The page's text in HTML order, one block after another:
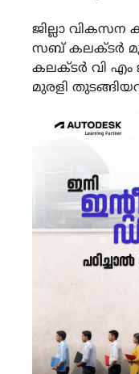
ജില്ലാ വികസന
സബ് കലക്ടര്‍
കലക്ടര്‍ വി
മുരളി